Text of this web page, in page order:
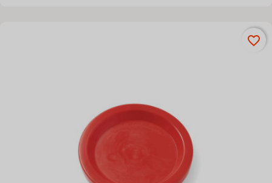
favorite_border